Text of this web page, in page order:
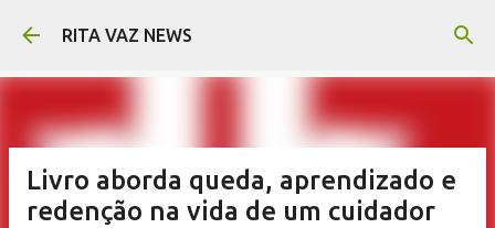
Pular para o conteúdo principal
RITA VAZ NEWS
Livro aborda queda, aprendizado e
redenção na vida de um cuidador